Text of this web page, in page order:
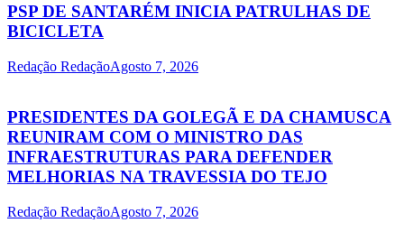
PSP DE SANTARÉM INICIA PATRULHAS DE
BICICLETA
Redação RedaçãoAgosto 7, 2026
PRESIDENTES DA GOLEGÃ E DA CHAMUSCA
REUNIRAM COM O MINISTRO DAS
INFRAESTRUTURAS PARA DEFENDER
MELHORIAS NA TRAVESSIA DO TEJO
Redação RedaçãoAgosto 7, 2026